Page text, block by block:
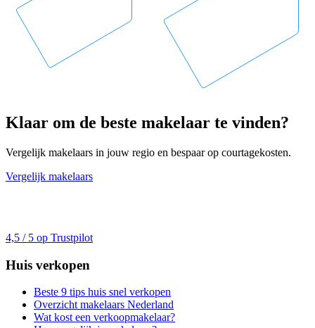
Klaar om de beste makelaar te vinden?
Vergelijk makelaars in jouw regio en bespaar op courtagekosten.
Vergelijk makelaars
4,5 / 5 op Trustpilot
Huis verkopen
Beste 9 tips huis snel verkopen
Overzicht makelaars Nederland
Wat kost een verkoopmakelaar?